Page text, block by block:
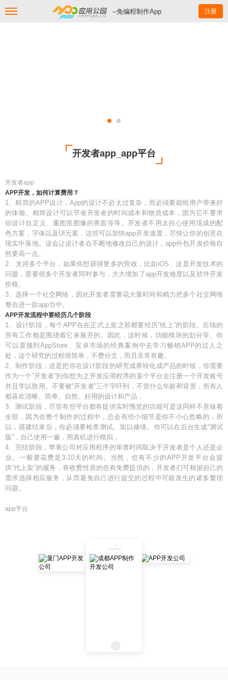
--免编程制作App 注册
开发者app_app平台
开发者app
APP开发，如何计算费用？
1、精简的APP设计，App的设计不必太过复杂，而必须要能给用户带来好
的体验。精简设计可以节省开发者的时间成本和物质成本，因为它不要求
你设计自定义、重图形图像的界面等等。开发者不用太担心使用现成的配
色方案，字体以及UI元素，这些可以加快app开发速度，尽快让你的创意在
现实中落地。这会让设计者在不断地修改自己的设计，app外包开发价格自
然要高一点。
2、支持多个平台，如果你想获得更多的营收，比如iOS、这是开发技术的
问题，需要很多个开发者同时参与，大大增加了app开发难度以及软件开发
价格。
3、选择一个社交网络，因此开发者需要花大量时间和精力把多个社交网络
整合进一款app当中。
APP开发流程中要经历几个阶段
1、设计阶段，每个APP在在正式上架之前都要经历“纸上”的阶段。后续的
所有工作都是围绕着它来展开的。因此，这时候，功能模块的划分等。你
可以直接到AppStore、安卓市场的经典案例中去学习畅销APP的过人之
处，这个研究的过程很简单，不费分文，而且非常有趣。
2、制作阶段，这是把你在设计阶段的研究成果转化成产品的时候，你需要
作为一个“开发者”到你想为之开发应用程序的某个平台去注册一个开发账号
并且学以致用。不要被“开发者”三个字吓到，不管什么年龄和背景，所有人
都喜欢清晰、简单、自然、好用的设计和产品，
3、测试阶段，尽管有些平台都有提供实时预览的功能可是这同样不意味着
全部，因为在整个制作的过程中，总会有些小细节是你不小心忽略的，所
以，搭建结束后，你必须要检查测试、加以修缮。你可以在后台生成“测试
版”，自己使用一遍，用真机进行模拟，
4、完结阶段，苹果公司对应用程序的审查时间取决于开发者是个人还是企
业。一般要花费是3-10天的时间。当然，也有不少的APP开发平台会提
供“代上架”的服务，有收费性质的也有免费提供的，开发者们可根据自己的
需求选择相应服务，从而避免自己进行提交的过程中可能发生的诸多繁琐
问题。
app平台